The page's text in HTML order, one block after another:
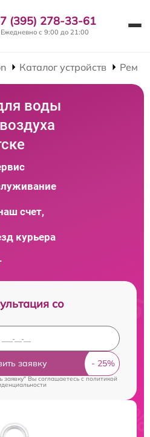
(395) 278-33-61
Ежедневно с 9:00 до 21:00
Каталог устройств
воды
счет,
курьера
со
заявку
заявку" Вы соглашаетесь cполитикой